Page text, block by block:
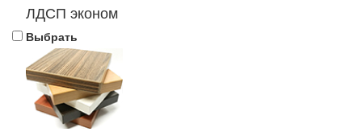
ЛДСП эконом
Выбрать